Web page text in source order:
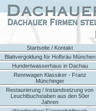
Startseite / Kontakt
Blattvergoldung für Hofbräu München
Hundertwasserhaus in Dachau
Rennwagen Klassiker - Franz
Münchinger
Restaurierung / Instandsetzung von
Leuchtbuchstaben aus den 50er
Jahren